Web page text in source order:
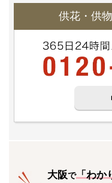
供花・供
大阪で「わか